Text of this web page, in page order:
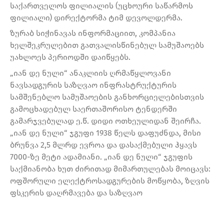
საქართველოს ფილიალის (უცხოური საწარმოს
ფილიალი) დირექტორმა ტიმ დევოლდერმა.
ზურაბ სიჭინავას ინფორმაციით, კომპანია
ხელშეკრულებით გათვალისწინებულ სამუშაოებს
უახლოეს პერიოდში დაიწყებს.
„იან დე ნული“ ანაკლიის ღრმაწყლოვანი
ნავსადგურის საზღვაო ინფრასტრუქტურის
სამშენებლო სამუშაოების განხორციელებისთვის
გამოცხადებულ საერთაშორისო ტენდერში
გამარჯვებულად ე.წ. დიდი ოთხეულიდან შეირჩა.
„იან დე ნული“ ჯგუფი 1938 წელს დაფუძნდა, მისი
ბრუნვა 2,5 მლრდ ევროა და დასაქმებული ჰყავს
7000-ზე მეტი ადამიანი. „იან დე ნული“ ჯგუფის
საქმიანობა ხუთ ძირითად მიმართულებას მოიცავს:
ოფშორული ელექტროსადგურების მოწყობა, ზღვის
ფსკერის დაღრმავება და საზღვაო